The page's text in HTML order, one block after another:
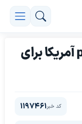
آثار آزمایش موشک prsm آمریکا برای
کد خبر1197461